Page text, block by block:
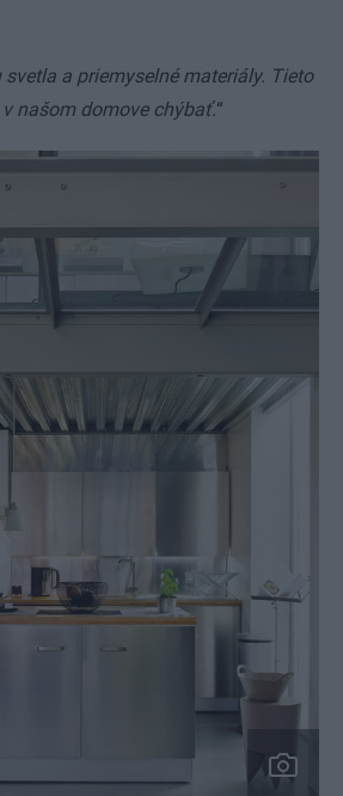
a priemyselné materiály. Tieto
našom domove chýbať.“